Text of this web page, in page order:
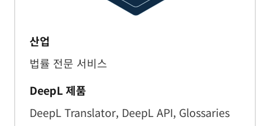
산업
법률 전문 서비스
DeepL 제품
DeepL Translator, DeepL API, Glossaries